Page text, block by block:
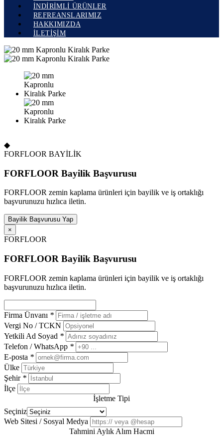
İNDIRIMLI ÜRÜNLER
REFREANSLARIMIZ
HAKKIMIZDA
İLETIŞIM
◆
FORFLOOR BAYİLİK
FORFLOOR Bayilik Başvurusu
FORFLOOR zemin kaplama ürünleri için bayilik ve iş ortaklığı
başvurunuzu hızlıca iletin.
Bayilik Başvurusu Yap
×
FORFLOOR
FORFLOOR Bayilik Başvurusu
FORFLOOR zemin kaplama ürünleri için bayilik ve iş ortaklığı
başvurunuzu hızlıca iletin.
Firma Ünvanı *
Vergi No / TCKN
Yetkili Ad Soyad *
Telefon / WhatsApp *
E-posta *
Ülke
Şehir *
İlçe
İşletme Tipi
Seçiniz
Web Sitesi / Sosyal Medya
Tahmini Aylık Alım Hacmi